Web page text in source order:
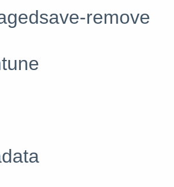
#获取
#获取或
#显示